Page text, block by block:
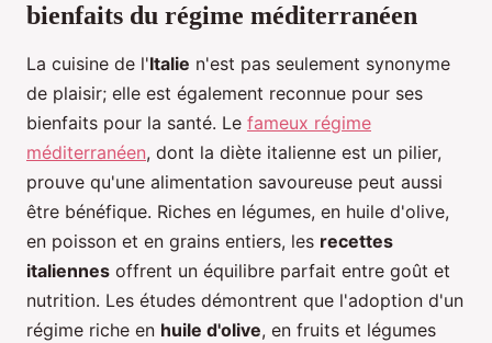
bienfaits du régime méditerranéen
La cuisine de l'Italie n'est pas seulement synonyme
de plaisir; elle est également reconnue pour ses
bienfaits pour la santé. Le fameux régime
méditerranéen, dont la diète italienne est un pilier,
prouve qu'une alimentation savoureuse peut aussi
être bénéfique. Riches en légumes, en huile d'olive,
en poisson et en grains entiers, les recettes
italiennes offrent un équilibre parfait entre goût et
nutrition. Les études démontrent que l'adoption d'un
régime riche en huile d'olive, en fruits et légumes